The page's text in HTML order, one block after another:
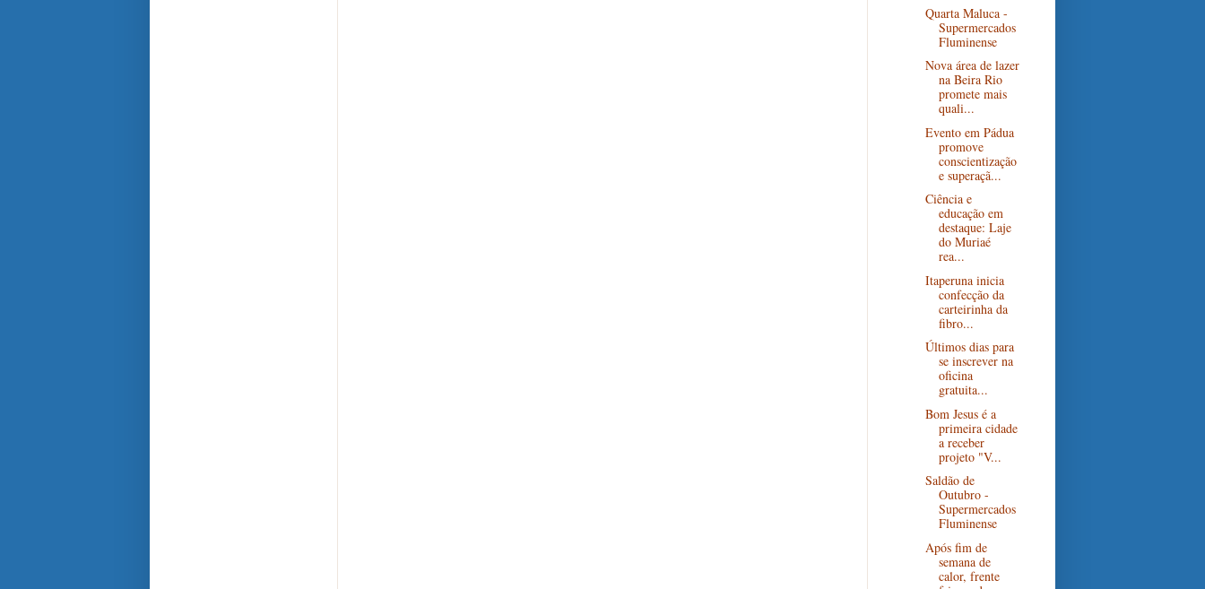
Quarta Maluca -
Supermercados
Fluminense
Nova área de lazer
na Beira Rio
promete mais
quali...
Evento em Pádua
promove
conscientização
e superaçã...
Ciência e
educação em
destaque: Laje
do Muriaé
rea...
Itaperuna inicia
confecção da
carteirinha da
fibro...
Últimos dias para
se inscrever na
oficina
gratuita...
Bom Jesus é a
primeira cidade
a receber
projeto "V...
Saldão de
Outubro -
Supermercados
Fluminense
Após fim de
semana de
calor, frente